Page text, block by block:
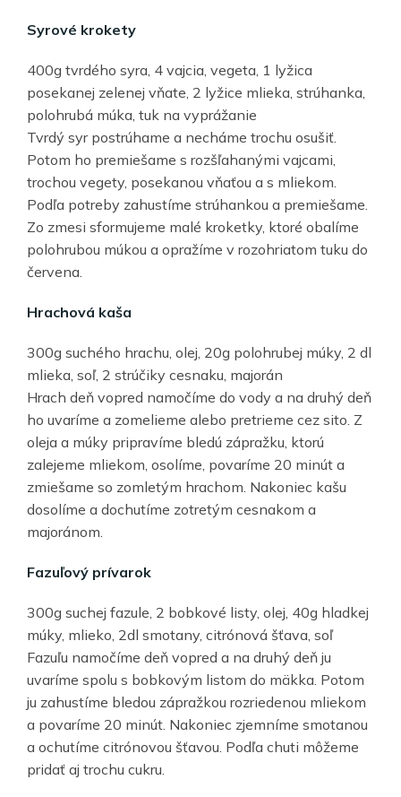
Syrové krokety
400g tvrdého syra, 4 vajcia, vegeta, 1 lyžica
posekanej zelenej vňate, 2 lyžice mlieka, strúhanka,
polohrubá múka, tuk na vyprážanie
Tvrdý syr postrúhame a necháme trochu osušiť.
Potom ho premiešame s rozšľahanými vajcami,
trochou vegety, posekanou vňaťou a s mliekom.
Podľa potreby zahustíme strúhankou a premiešame.
Zo zmesi sformujeme malé kroketky, ktoré obalíme
polohrubou múkou a opražíme v rozohriatom tuku do
červena.
Hrachová kaša
300g suchého hrachu, olej, 20g polohrubej múky, 2 dl
mlieka, soľ, 2 strúčiky cesnaku, majorán
Hrach deň vopred namočíme do vody a na druhý deň
ho uvaríme a zomelieme alebo pretrieme cez sito. Z
oleja a múky pripravíme bledú zápražku, ktorú
zalejeme mliekom, osolíme, povaríme 20 minút a
zmiešame so zomletým hrachom. Nakoniec kašu
dosolíme a dochutíme zotretým cesnakom a
majoránom.
Fazuľový prívarok
300g suchej fazule, 2 bobkové listy, olej, 40g hladkej
múky, mlieko, 2dl smotany, citrónová šťava, soľ
Fazuľu namočíme deň vopred a na druhý deň ju
uvaríme spolu s bobkovým listom do mäkka. Potom
ju zahustíme bledou zápražkou rozriedenou mliekom
a povaríme 20 minút. Nakoniec zjemníme smotanou
a ochutíme citrónovou šťavou. Podľa chuti môžeme
pridať aj trochu cukru.